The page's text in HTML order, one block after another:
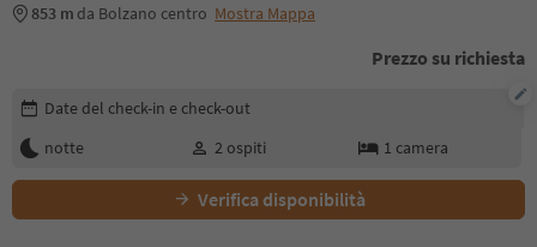
853 m da Bolzano centro Mostra Mappa
Prezzo su richiesta
Modifica i dettagli della prenotazione
Date del check-in e check-out
notte
2 ospiti 1 camera
Verifica disponibilità